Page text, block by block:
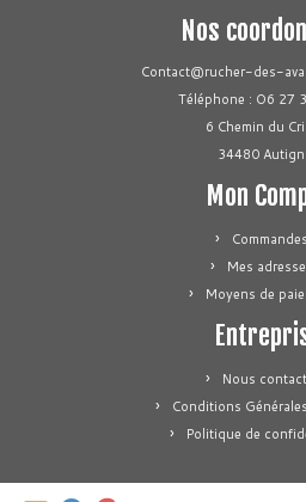
Nos
Contact@rucher-des-
Téléphone : O6 27
6 Chemin du
34480
Mon
Commandes
Mes
Moyens de
Nous
Conditions
Politique de